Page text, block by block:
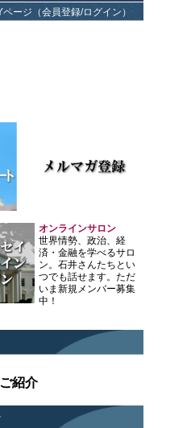
ページ（会員登録/ログイン）
オンラインサロン
世界情勢、政治、経
済・金融を学べるサロ
ン。石井さんたちとい
つでも話せます。ただ
いま新規メンバー募集
中！
紹介